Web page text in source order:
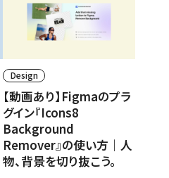
Design
【動画あり】Figmaのプラ
グイン『Icons8
Background
Remover』の使い方｜人
物、背景を切り抜こう。